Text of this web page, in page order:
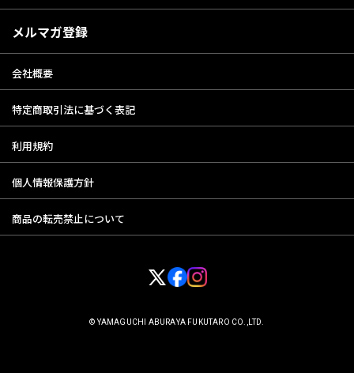
メルマガ登録
会社概要
特定商取引法に基づく表記
利用規約
個人情報保護方針
商品の転売禁止について
© YAMAGUCHI ABURAYA FUKUTARO CO.,LTD.